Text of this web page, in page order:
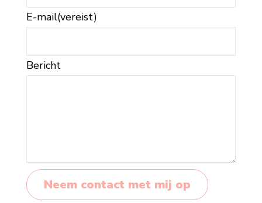
E-mail(vereist)
Bericht
Neem contact met mij op